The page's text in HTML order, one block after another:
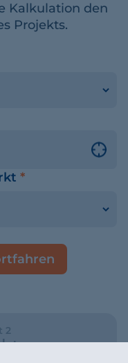
Kalkulation den
Projekts.
*
2